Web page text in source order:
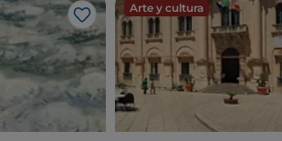
Me gusta
Arte y cultura